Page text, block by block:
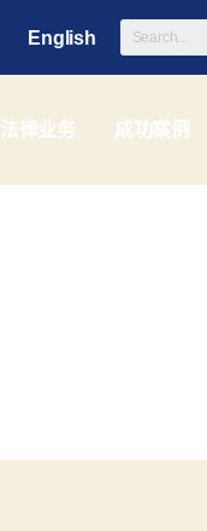
English
法律业务 成功案例